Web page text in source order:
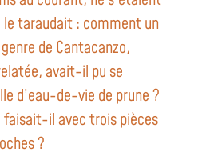
le taraudait : comment un
de Cantacanzo,
avait-il pu se
d’eau-de-vie de prune ?
faisait-il avec trois pièces
?